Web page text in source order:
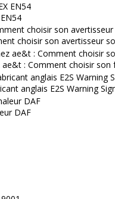
choisir son avertisseur
ae&t : Comment choisir son
anglais E2S Warning
DAF